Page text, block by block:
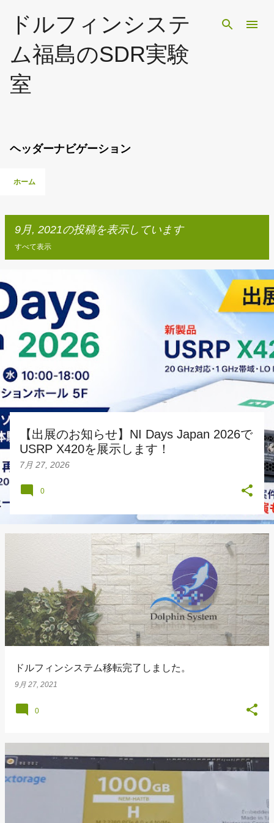
スキップしてメイン コンテンツに移動
ドルフィンシステ
ム福島のSDR実験
室
ヘッダーナビゲーション
ホーム
9月, 2021の投稿を表示しています
すべて表示
投
稿
【出展のお知らせ】NI Days Japan 2026で
USRP X420を展示します！
7月 27, 2026
0
ドルフィンシステム移転完了しました。
9月 27, 2021
0